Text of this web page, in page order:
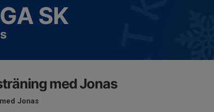
SK
med Jonas
Jonas